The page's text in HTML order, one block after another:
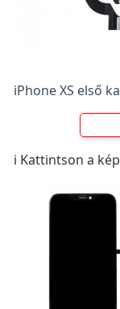
iPhone XS első
ℹ️ Kattintson a